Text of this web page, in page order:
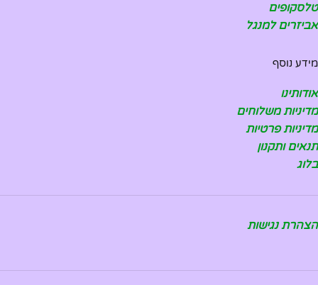
טלסקופים
אביזרים למנגל
מידע נוסף
אודותינו
מדיניות משלוחים
מדיניות פרטיות
תנאים ותקנון
בלוג
הצהרת נגישות